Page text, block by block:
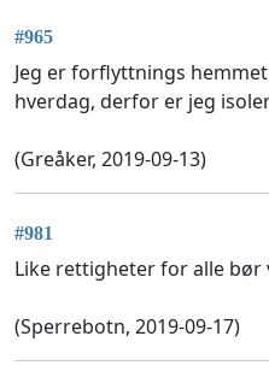
#965
Jeg er forflyttnings
hverdag, derfor er jeg
(Greåker, 2019-09-13)
#981
Like rettigheter for alle bør
(Sperrebotn, 2019-09-17)